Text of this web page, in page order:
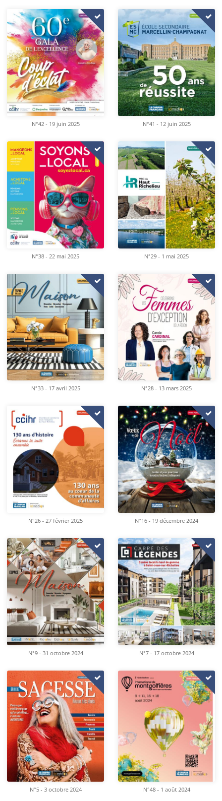
N°42 - 19 juin 2025 N°41 - 12 juin 2025
N°38 - 22 mai 2025 N°29 - 1 mai 2025
N°33 - 17 avril 2025 N°28 - 13 mars 2025
N°26 - 27 février 2025 N°16 - 19 décembre 2024
N°9 - 31 octobre 2024 N°7 - 17 octobre 2024
N°5 - 3 octobre 2024 N°48 - 1 août 2024